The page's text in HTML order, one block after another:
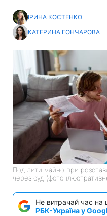
ІРИНА КОСТЕНКО
КАТЕРИНА ГОНЧАРОВА
Поділити майно при
через суд (фото
Не витрачай час на
РБК-Україна у